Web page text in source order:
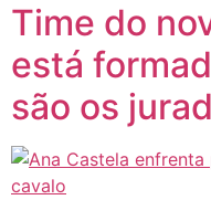
Time do
está
são os